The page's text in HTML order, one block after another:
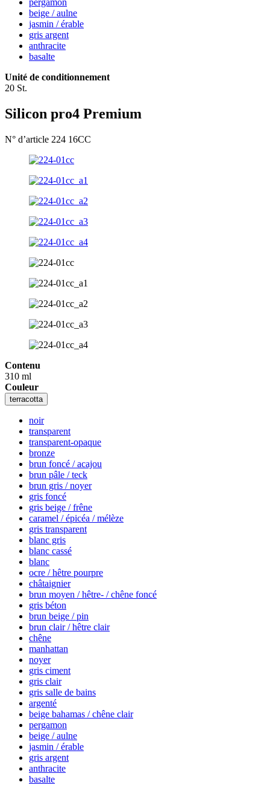
pergamon
beige / aulne
jasmin / érable
gris argent
anthracite
basalte
Unité de conditionnement
20 St.
Silicon pro4 Premium
N° d’article 224 16CC
Contenu
310 ml
Couleur
terracotta
noir
transparent
transparent-opaque
bronze
brun foncé / acajou
brun pâle / teck
brun gris / noyer
gris foncé
gris beige / frêne
caramel / épicéa / mélèze
gris transparent
blanc gris
blanc cassé
blanc
ocre / hêtre pourpre
châtaignier
brun moyen / hêtre- / chêne foncé
gris béton
brun beige / pin
brun clair / hêtre clair
chêne
manhattan
noyer
gris ciment
gris clair
gris salle de bains
argenté
beige bahamas / chêne clair
pergamon
beige / aulne
jasmin / érable
gris argent
anthracite
basalte